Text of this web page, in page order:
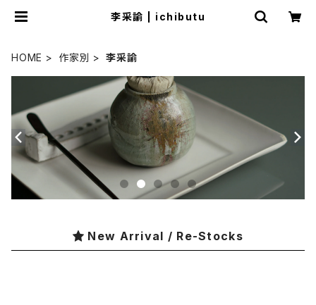
李采諭 | ichibutu
HOME 作家別 李采諭
New Arrival / Re-Stocks